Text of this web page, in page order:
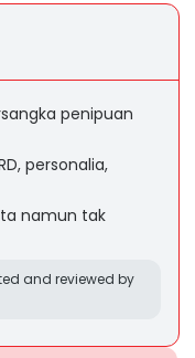
penipuan
personalia,
namun tak
and reviewed by